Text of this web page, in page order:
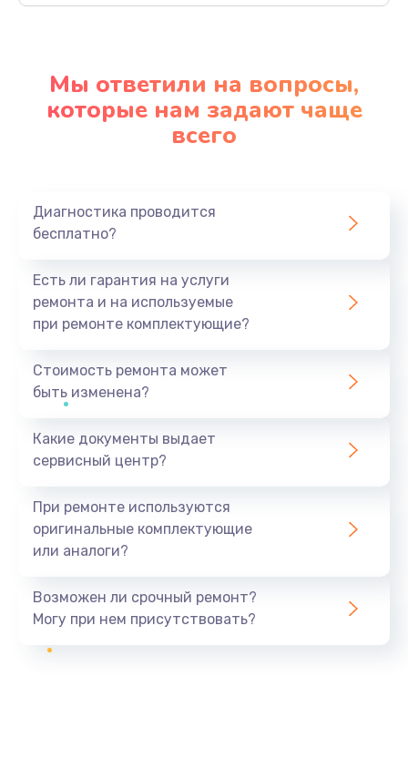
Мы ответили на вопросы,
которые нам задают чаще
всего
Диагностика проводится
бесплатно?
Есть ли гарантия на услуги
ремонта и на используемые
при ремонте комплектующие?
Стоимость ремонта может
быть изменена?
Какие документы выдает
сервисный центр?
При ремонте используются
оригинальные комплектующие
или аналоги?
Возможен ли срочный ремонт?
Могу при нем присутствовать?